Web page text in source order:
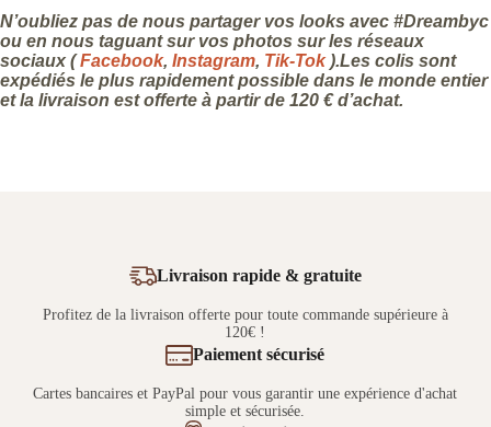
N’oubliez pas de nous partager vos looks avec #Dreambyc
ou en nous taguant sur vos photos sur les réseaux
sociaux (Facebook, Instagram, Tik-Tok).Les colis sont
expédiés le plus rapidement possible dans le monde entier
et la livraison est offerte à partir de 120 € d’achat.
Livraison rapide & gratuite
Profitez de la livraison offerte pour toute commande supérieure à
120€ !
Paiement sécurisé
Cartes bancaires et PayPal pour vous garantir une expérience d'achat
simple et sécurisée.